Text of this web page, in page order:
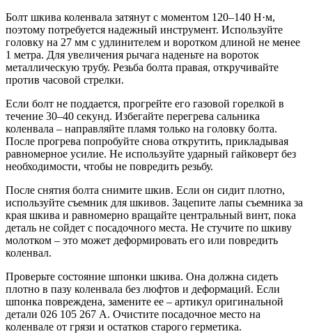
Болт шкива коленвала затянут с моментом 120–140 Н·м,
поэтому потребуется надежный инструмент. Используйте
головку на 27 мм с удлинителем и воротком длиной не менее
1 метра. Для увеличения рычага наденьте на вороток
металлическую трубу. Резьба болта правая, откручивайте
против часовой стрелки.
Если болт не поддается, прогрейте его газовой горелкой в
течение 30–40 секунд. Избегайте перегрева сальника
коленвала – направляйте пламя только на головку болта.
После прогрева попробуйте снова открутить, прикладывая
равномерное усилие. Не используйте ударный гайковерт без
необходимости, чтобы не повредить резьбу.
После снятия болта снимите шкив. Если он сидит плотно,
используйте съемник для шкивов. Зацепите лапы съемника за
края шкива и равномерно вращайте центральный винт, пока
деталь не сойдет с посадочного места. Не стучите по шкиву
молотком – это может деформировать его или повредить
коленвал.
Проверьте состояние шпонки шкива. Она должна сидеть
плотно в пазу коленвала без люфтов и деформаций. Если
шпонка повреждена, замените ее – артикул оригинальной
детали 026 105 267 A. Очистите посадочное место на
коленвале от грязи и остатков старого герметика.